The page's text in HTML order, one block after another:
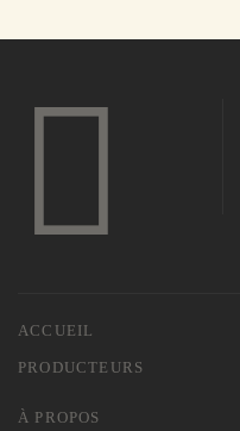
ACCUEIL
PRODUCTEURS
À PROPOS